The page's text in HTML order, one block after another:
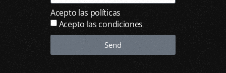
Acepto las políticas
Acepto las condiciones
Send